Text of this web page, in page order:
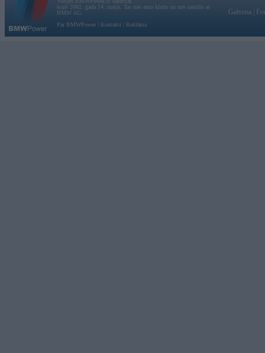
kopš 2002. gada 14. maija. Tas nav auto klubs un nav saistīts ar
BMW AG.
Par BMWPower
Kontakti Reklāma
Galvena